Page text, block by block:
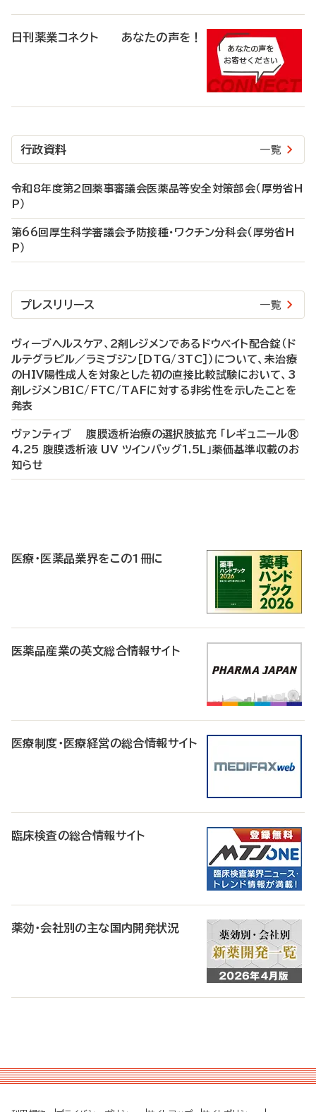
日刊薬業コネクト あなたの声を！
行政資料 一覧
令和8年度第2回薬事審議会医薬品等安全対策部会（厚労省H
P）
第66回厚生科学審議会予防接種・ワクチン分科会（厚労省H
P）
プレスリリース 一覧
ヴィーブヘルスケア、2剤レジメンであるドウベイト配合錠（ド
ルテグラビル／ラミブジン［DTG/3TC］）について、未治療
のHIV陽性成人を対象とした初の直接比較試験において、3
剤レジメンBIC/FTC/TAFに対する非劣性を示したことを
発表
ヴァンティブ 腹膜透析治療の選択肢拡充 「レギュニール®
4.25 腹膜透析液 UV ツインバッグ1.5L」薬価基準収載のお
知らせ
医療・医薬品業界をこの1冊に
医薬品産業の英文総合情報サイト
医療制度・医療経営の総合情報サイト
臨床検査の総合情報サイト
薬効・会社別の主な国内開発状況